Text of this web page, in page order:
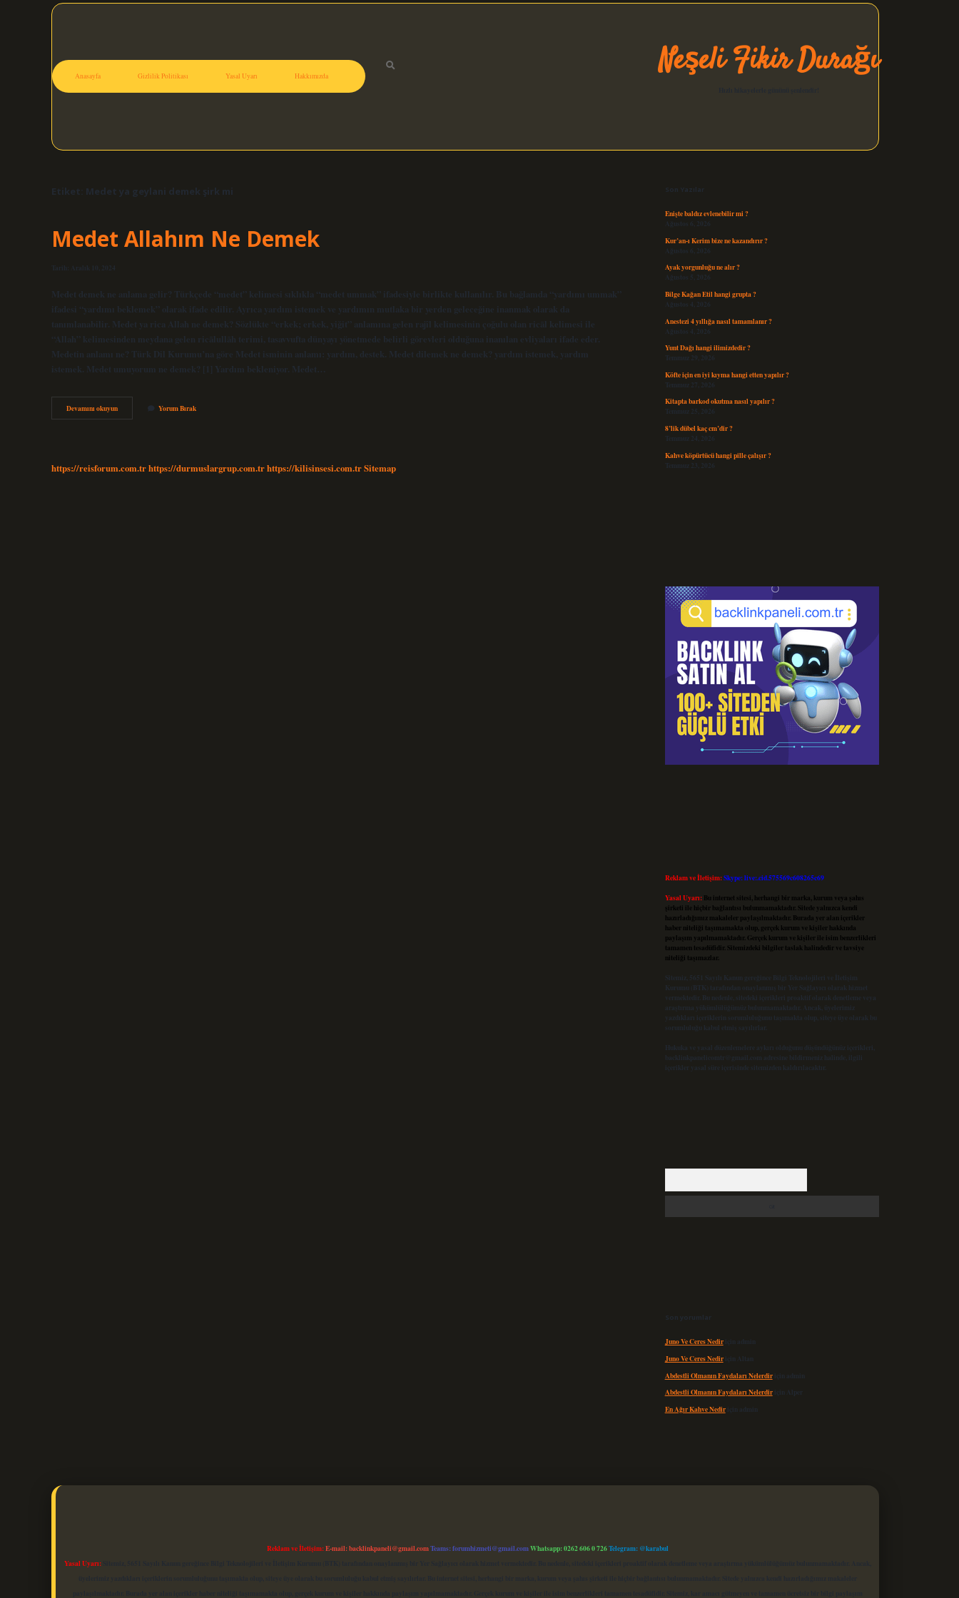
Anasayfa Gizlilik Politikası Yasal Uyarı Hakkımızda Neşeli Fikir Durağı
Etiket: Medet ya geylani demek şirk mi
Medet Allahım Ne Demek
Tarih: Aralık 10, 2024
Medet demek ne anlama gelir? Türkçede “medet” kelimesi sıklıkla “medet ummak” ifadesiyle birlikte kullanılır. Bu bağlamda “yardımı ummak”
ifadesi “yardımı beklemek” olarak ifade edilir. Ayrıca yardım istemek ve yardımın mutlaka bir yerden geleceğine inanmak olarak da
tanımlanabilir. Medet ya rica Allah ne demek? Sözlükte “erkek; erkek, yiğit” anlamına gelen rajîl kelimesinin çoğulu olan ricāl kelimesi ile
“Allah” kelimesinden meydana gelen ricālullāh terimi, tasavvufta dünyayı yönetmede belirli görevleri olduğuna inanılan evliyaları ifade eder.
Medetin anlamı ne? Türk Dil Kurumu’na göre Medet isminin anlamı: yardım, destek. Medet dilemek ne demek? yardım istemek, yardım
istemek. Medet umuyorum ne demek? [1] Yardım bekleniyor. Medet…
Devamını okuyunMedet
Allahım
Yorum Bırak
https://reisforum.com.trhttps://durmuslargrup.com.trhttps://kilisinsesi.com.trSitemap
Son Yazılar
Enişte baldız evlenebilir mi ?
Ağustos 6, 2026
Kur’an-ı Kerim bize ne kazandırır ?
Ağustos 6, 2026
Ayak yorgunluğu ne alır ?
Ağustos 5, 2026
Bilge Kağan Etil hangi grupta ?
Ağustos 4, 2026
Anestezi 4 yıllığa nasıl tamamlanır ?
Ağustos 4, 2026
Yunt Dağı hangi ilimizdedir ?
Temmuz 29, 2026
Köfte için en iyi kıyma hangi etten yapılır ?
Temmuz 27, 2026
Kitapta barkod okutma nasıl yapılır ?
Temmuz 25, 2026
8’lik dübel kaç cm’dir ?
Temmuz 24, 2026
Kahve köpürtücü hangi pille çalışır ?
Temmuz 23, 2026
Reklam ve İletişim:Skype: live:.cid.575569c608265c69
Yasal Uyarı: Bu internet sitesi, herhangi bir marka, kurum veya şahıs
şirketi ile hiçbir bağlantısı bulunmamaktadır. Sitede yalnızca kendi
hazırladığımız makaleler paylaşılmaktadır. Burada yer alan içerikler
haber niteliği taşımamakta olup, gerçek kurum ve kişiler hakkında
paylaşım yapılmamaktadır. Gerçek kurum ve kişiler ile isim benzerlikleri
tamamen tesadüfidir. Sitemizdeki bilgiler taslak halindedir ve tavsiye
niteliği taşımazlar.
Sitemiz, 5651 Sayılı Kanun gereğince Bilgi Teknolojileri ve İletişim
Kurumu (BTK) tarafından onaylanmış bir Yer Sağlayıcı olarak hizmet
vermektedir. Bu nedenle, sitedeki içerikleri proaktif olarak denetleme veya
araştırma yükümlülüğümüz bulunmamaktadır. Ancak, üyelerimiz
yazdıkları içeriklerin sorumluluğunu taşımakta olup, siteye üye olarak bu
sorumluluğu kabul etmiş sayılırlar.
Hukuka ve yasal düzenlemelere aykırı olduğunu düşündüğünüz içerikleri,
backlinkpanelicomtr@gmail.com adresine bildirmeniz halinde, ilgili
içerikler yasal süre içerisinde sitemizden kaldırılacaktır.
Son yorumlar
Juno Ve Ceres Nediriçin admin
Juno Ve Ceres Nediriçin Altan
Abdestli Olmanın Faydaları Nelerdiriçin admin
Abdestli Olmanın Faydaları Nelerdiriçin Alper
En Ağır Kahve Nediriçin admin
Reklam ve İletişim:E-mail:backlinkpaneli@gmail.comTeams:forumhizmeti@gmail.comWhatsapp: 0262 606 0 726Telegram: @karabul
Yasal Uyarı:Sitemiz, 5651 Sayılı Kanun gereğince Bilgi Teknolojileri ve İletişim Kurumu (BTK) tarafından onaylanmış bir Yer Sağlayıcı olarak hizmet vermektedir. Bu nedenle, sitedeki içerikleri proaktif olarak denetleme veya araştırma yükümlülüğümüz bulunmamaktadır. Ancak,